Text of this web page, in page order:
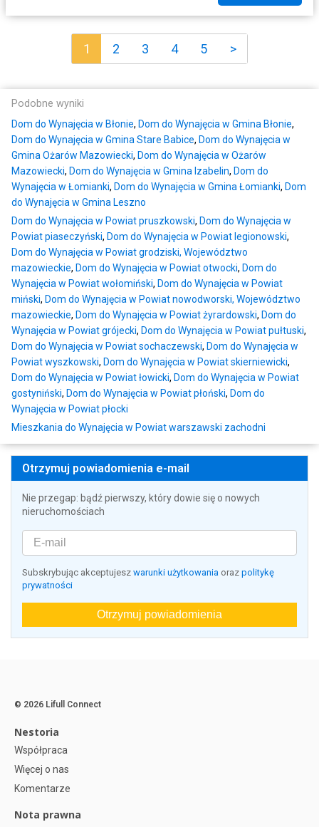
1 2 3 4 5 >
Podobne wyniki
Dom do Wynajęcia w Błonie, Dom do Wynajęcia w Gmina Błonie,
Dom do Wynajęcia w Gmina Stare Babice, Dom do Wynajęcia w
Gmina Ożarów Mazowiecki, Dom do Wynajęcia w Ożarów
Mazowiecki, Dom do Wynajęcia w Gmina Izabelin, Dom do
Wynajęcia w Łomianki, Dom do Wynajęcia w Gmina Łomianki, Dom
do Wynajęcia w Gmina Leszno
Dom do Wynajęcia w Powiat pruszkowski, Dom do Wynajęcia w
Powiat piaseczyński, Dom do Wynajęcia w Powiat legionowski,
Dom do Wynajęcia w Powiat grodziski, Województwo
mazowieckie, Dom do Wynajęcia w Powiat otwocki, Dom do
Wynajęcia w Powiat wołomiński, Dom do Wynajęcia w Powiat
miński, Dom do Wynajęcia w Powiat nowodworski, Województwo
mazowieckie, Dom do Wynajęcia w Powiat żyrardowski, Dom do
Wynajęcia w Powiat grójecki, Dom do Wynajęcia w Powiat pułtuski,
Dom do Wynajęcia w Powiat sochaczewski, Dom do Wynajęcia w
Powiat wyszkowski, Dom do Wynajęcia w Powiat skierniewicki,
Dom do Wynajęcia w Powiat łowicki, Dom do Wynajęcia w Powiat
gostyniński, Dom do Wynajęcia w Powiat płoński, Dom do
Wynajęcia w Powiat płocki
Mieszkania do Wynajęcia w Powiat warszawski zachodni
Otrzymuj powiadomienia e-mail
Nie przegap: bądź pierwszy, który dowie się o nowych
nieruchomościach
Subskrybując akceptujesz warunki użytkowania oraz politykę
prywatności
Otrzymuj powiadomienia
© 2026 Lifull Connect
Nestoria
Współpraca
Więcej o nas
Komentarze
Nota prawna